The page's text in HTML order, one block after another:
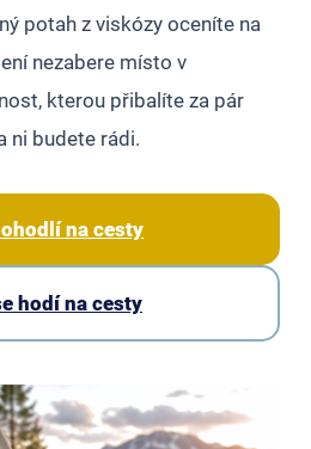
potah z viskózy oceníte na
nezabere místo v
kterou přibalíte za pár
ni budete rádi.
na cesty
hodí na cesty